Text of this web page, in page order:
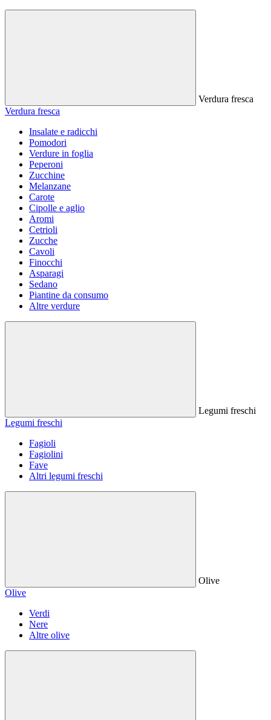
Verdura fresca
Verdura fresca
Insalate e radicchi
Pomodori
Verdure in foglia
Peperoni
Zucchine
Melanzane
Carote
Cipolle e aglio
Aromi
Cetrioli
Zucche
Cavoli
Finocchi
Asparagi
Sedano
Piantine da consumo
Altre verdure
Legumi freschi
Legumi freschi
Fagioli
Fagiolini
Fave
Altri legumi freschi
Olive
Olive
Verdi
Nere
Altre olive